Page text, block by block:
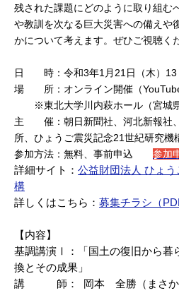
残された課題にどのように取り組む
や教訓を次なる巨大災害への備えや
かについて考えます。ぜひご視聴く
日 時：令和3年1月21日（木）13
場 所：オンライン開催（YouTube
※東北大学川内萩ホール（宮城県
主 催：朝日新聞社、河北新報社
所、ひょうご震災記念21世紀研究機
参加方法：無料、事前申込 参加
詳細サイト： 公益財団法人 ひょ
構
詳しくはこちら： 募集チラシ（
【内容】
基調講演Ⅰ：「国土の復旧から
換とその成果」
講 師： 岡本 全勝（まさかつ